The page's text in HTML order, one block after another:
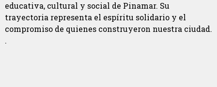
educativa, cultural y social de Pinamar. Su
trayectoria representa el espíritu solidario y el
compromiso de quienes construyeron nuestra ciudad.
.